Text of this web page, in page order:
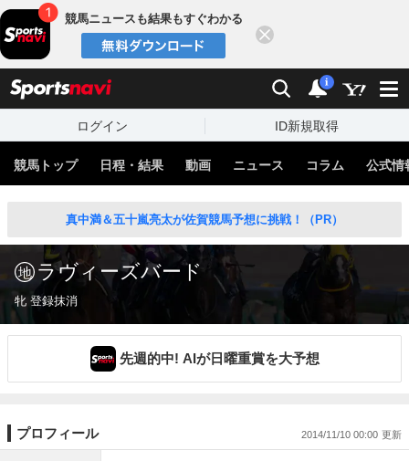
競馬ニュースも結果もすぐわかる
検索 通知
i
ログイン ID新規取得
競馬トップ 日程・結果 動画 ニュース コラム 公式情
真中満＆五十嵐亮太が佐賀競馬予想に挑戦！（PR）
ラヴィーズバード
牝 登録抹消
先週的中! AIが日曜重賞を大予想
プロフィール 2014/11/10 00:00